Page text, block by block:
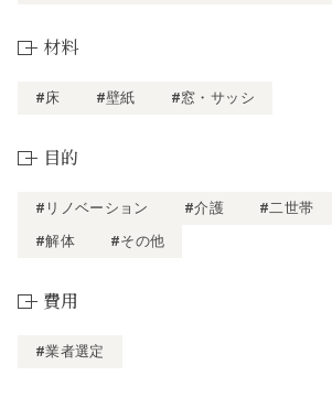
材料
#床 #壁紙 #窓・サッシ
目的
#リノベーション #介護 #二世帯
#解体
#その他
費用
#業者選定